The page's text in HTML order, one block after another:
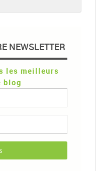
NEWSLETTER
les meilleurs
blog